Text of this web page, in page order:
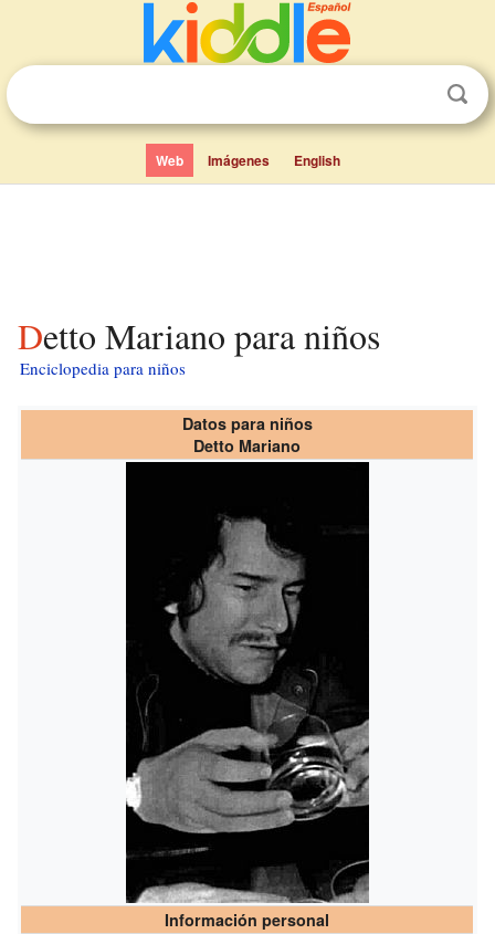
Web Imágenes English
Detto Mariano para niños
Enciclopedia para niños
Datos para niños
Detto Mariano
Información personal